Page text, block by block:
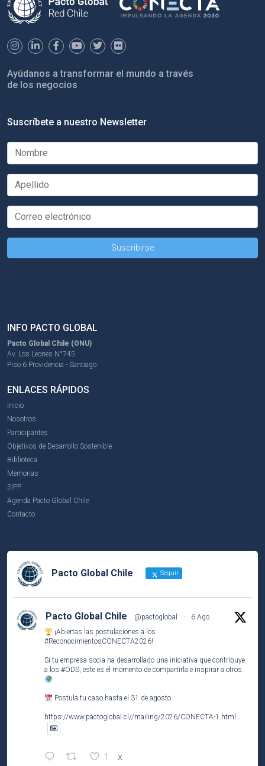
Ayúdanos a transformar el mundo a través
de los negocios
Suscríbete a nuestro Newsletter
INFO PACTO GLOBAL
Pacto Global Chile (ONU)
Av. Los Leones N°745
Piso 6 Providencia - Santiago
ENLACES RÁPIDOS
Inicio
Nosotros
Participantes
Objetivos de Desarrollo Sostenible
Biblioteca
Memorias
SIPP
Agenda Pacto Global Chile
Contacto
Pacto Global Chile Seguir
Pacto Global Chile @pactoglobal ·
6 Ago
¡Abiertas las postulaciones a los
#ReconocimientosCONECTA2026!
Si tu empresa socia ha desarrollado una iniciativa que contribuye
a los #ODS, este es el momento de compartirla e inspirar a otros.
Postula tu caso hasta el 31 de agosto.
https://www.pactoglobal.cl//mailing/2026/CONECTA-1.html
1 X